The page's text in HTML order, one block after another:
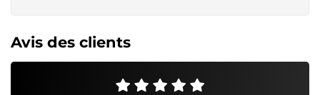
Avis des clients